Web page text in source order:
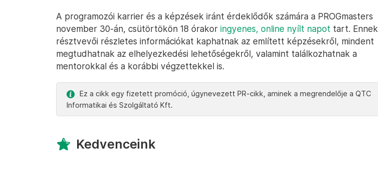
A programozói karrier és a képzések iránt érdeklődők számára a PROGmasters
november 30-án, csütörtökön 18 órakor ingyenes, online nyílt napot tart. Ennek
résztvevői részletes információkat kaphatnak az említett képzésekről, mindent
megtudhatnak az elhelyezkedési lehetőségekről, valamint találkozhatnak a
mentorokkal és a korábbi végzettekkel is.
Ez a cikk egy fizetett promóció, úgynevezett PR-cikk, aminek a megrendelője a QTC
Informatikai és Szolgáltató Kft.
Kedvenceink